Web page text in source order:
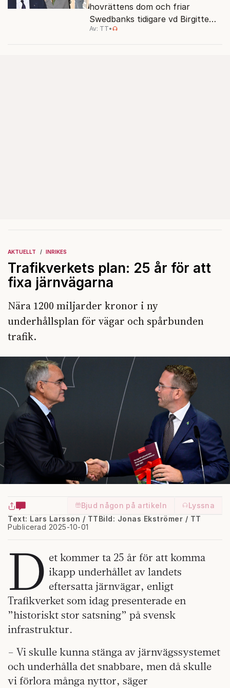
hovrättens dom och friar
Swedbanks tidigare vd Birgitte
Bonnesen från alla
Av: TT•
AKTUELLT INRIKES
Trafikverkets plan: 25 år för att
fixa järnvägarna
Nära 1200 miljarder kronor i ny
underhållsplan för vägar och spårbunden
trafik.
Bjud någon på artikeln
Lyssna
Text: Lars Larsson / TT
Publicerad 2025-10-01
Bild: Jonas Ekströmer / TT
D et kommer ta 25 år för att komma
ikapp underhållet av landets
eftersatta järnvägar, enligt
Trafikverket som idag presenterade en
”historiskt stor satsning” på svensk
infrastruktur.
– Vi skulle kunna stänga av järnvägssystemet
och underhålla det snabbare, men då skulle
vi förlora många nyttor, säger